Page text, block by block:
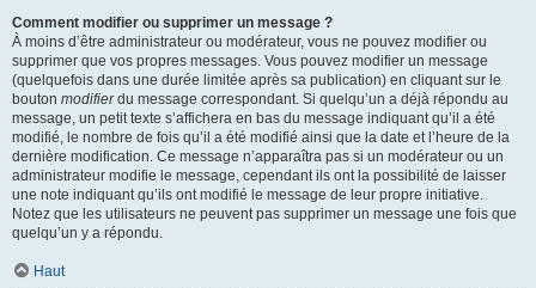
Comment modifier ou supprimer un message ?
À moins d’être administrateur ou modérateur, vous ne pouvez modifier ou
supprimer que vos propres messages. Vous pouvez modifier un message
(quelquefois dans une durée limitée après sa publication) en cliquant sur le
bouton modifierdu message correspondant. Si quelqu’un a déjà répondu au
message, un petit texte s’affichera en bas du message indiquant qu’il a été
modifié, le nombre de fois qu’il a été modifié ainsi que la date et l’heure de la
dernière modification. Ce message n’apparaîtra pas si un modérateur ou un
administrateur modifie le message, cependant ils ont la possibilité de laisser
une note indiquant qu’ils ont modifié le message de leur propre initiative.
Notez que les utilisateurs ne peuvent pas supprimer un message une fois que
quelqu’un y a répondu.
Haut